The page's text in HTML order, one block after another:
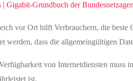
| Gigabit-Grundbuch der
vor Ort hilft Verbrauchern, die beste
werden, dass die allgemeingültigen
von Internetdiensten muss
ist.